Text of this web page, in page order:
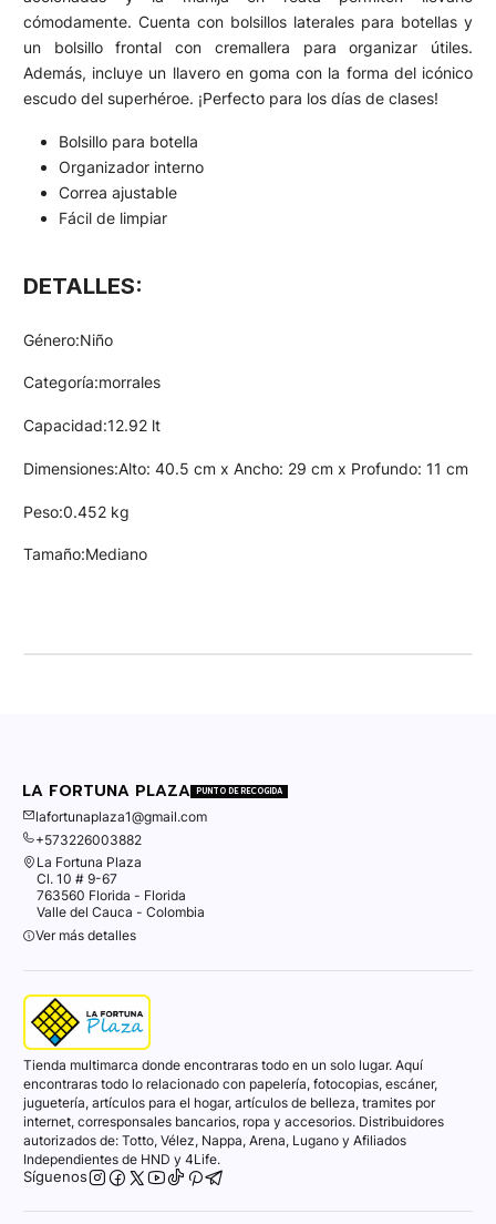
cómodamente. Cuenta con bolsillos laterales para botellas y
un bolsillo frontal con cremallera para organizar útiles.
Además, incluye un llavero en goma con la forma del icónico
escudo del superhéroe. ¡Perfecto para los días de clases!
Bolsillo para botella
Organizador interno
Correa ajustable
Fácil de limpiar
DETALLES:
Género:Niño
Categoría:morrales
Capacidad:12.92 lt
Dimensiones:Alto: 40.5 cm x Ancho: 29 cm x Profundo: 11 cm
Peso:0.452 kg
Tamaño:Mediano
LA FORTUNA PLAZA PUNTO DE RECOGIDA
lafortunaplaza1@gmail.com
+573226003882
La Fortuna Plaza
Cl. 10 # 9-67
763560 Florida - Florida
Valle del Cauca - Colombia
Ver más detalles
Tienda multimarca donde encontraras todo en un solo lugar. Aquí
encontraras todo lo relacionado con papelería, fotocopias, escáner,
juguetería, artículos para el hogar, artículos de belleza, tramites por
internet, corresponsales bancarios, ropa y accesorios. Distribuidores
autorizados de: Totto, Vélez, Nappa, Arena, Lugano y Afiliados
Independientes de HND y 4Life.
Síguenos